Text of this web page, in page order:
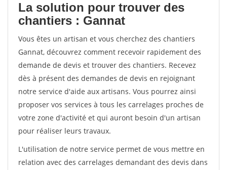
La solution pour trouver des
chantiers : Gannat
Vous êtes un artisan et vous cherchez des chantiers
Gannat, découvrez comment recevoir rapidement des
demande de devis et trouver des chantiers. Recevez
dès à présent des demandes de devis en rejoignant
notre service d'aide aux artisans. Vous pourrez ainsi
proposer vos services à tous les carrelages proches de
votre zone d'activité et qui auront besoin d'un artisan
pour réaliser leurs travaux.
L'utilisation de notre service permet de vous mettre en
relation avec des carrelages demandant des devis dans